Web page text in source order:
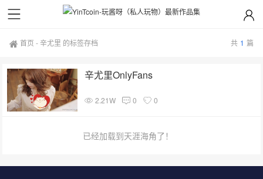
首页 -辛尤里 的标签存档 共 1 篇
辛尤里OnlyFans
2.21W 0 0
已经加载到天涯海角了！